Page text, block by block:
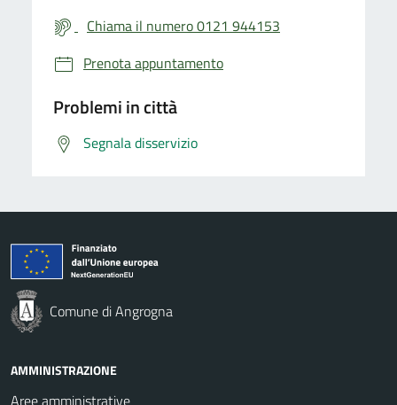
Chiama il numero 0121 944153
Prenota appuntamento
Problemi in città
Segnala disservizio
Comune di Angrogna
AMMINISTRAZIONE
Aree amministrative